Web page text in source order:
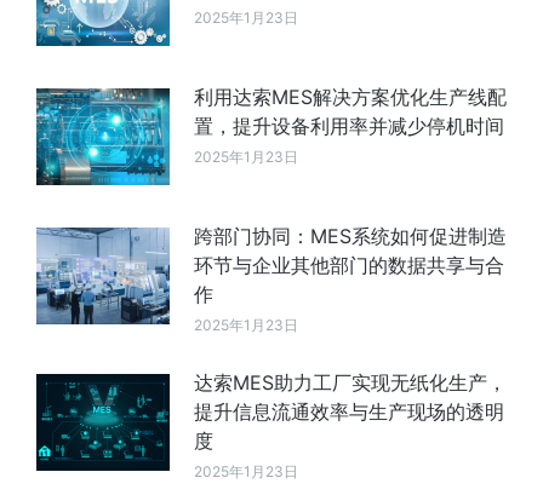
2025年1月23日
利用达索MES解决方案优化生产线配
置，提升设备利用率并减少停机时间
2025年1月23日
跨部门协同：MES系统如何促进制造
环节与企业其他部门的数据共享与合
作
2025年1月23日
达索MES助力工厂实现无纸化生产，
提升信息流通效率与生产现场的透明
度
2025年1月23日